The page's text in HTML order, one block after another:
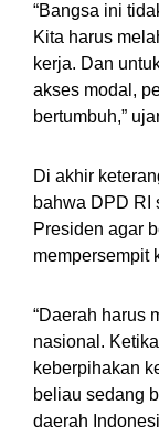
“Bangsa ini
Kita harus
kerja. Dan
akses modal,
bertumbuh,”
Di akhir
bahwa DPD RI
Presiden agar
mempersempit
“Daerah harus
nasional.
keberpihakan
beliau sedang
daerah